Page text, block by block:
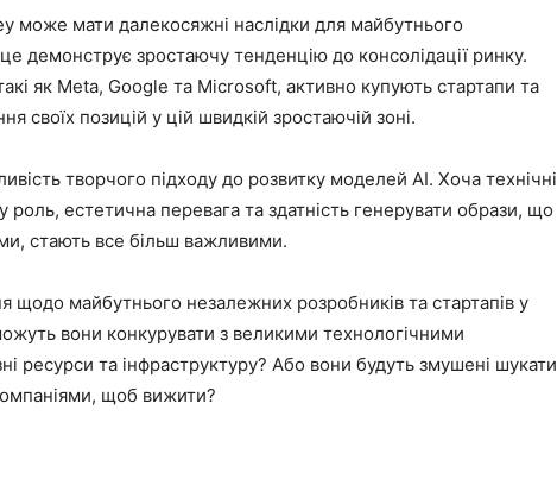
може мати далекосяжні наслідки для майбутнього
демонструє зростаючу тенденцію до консолідації ринку.
як Meta, Google та Microsoft, активно купують стартапи та
своїх позицій у цій швидкій зростаючій зоні.
творчого підходу до розвитку моделей AI. Хоча технічні
роль, естетична перевага та здатність генерувати образи, що
стають все більш важливими.
щодо майбутнього незалежних розробників та стартапів у
вони конкурувати з великими технологічними
ресурси та інфраструктуру? Або вони будуть змушені шукати
щоб вижити?